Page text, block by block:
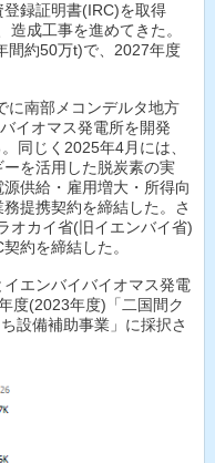
録証明書(IRC)を取得
成工事を進めてきた。
間約50万t)で、2027年度
南部メコンデルタ地方
イオマス発電所を開発
同じく2025年4月には、
を活用した脱炭素の実
供給・雇用増大・所得向
提携契約を締結した。さ
オカイ省(旧イエンバイ省)
約を締結した。
エンバイバイオマス発電
度(2023年度)「二国間ク
設備補助事業」に採択さ